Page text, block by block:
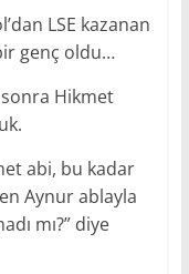
LSE kazanan
genç oldu…
Hikmet
abi, bu kadar
Aynur ablayla
mı?” diye